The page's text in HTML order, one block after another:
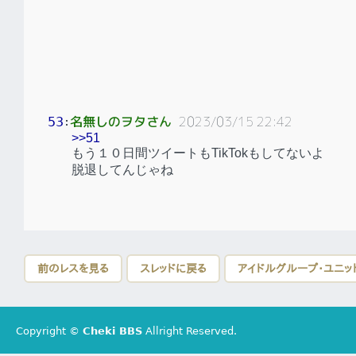
53 ：名無しのヲタさん 2023/03/15 22:42
>>51
もう１０日間ツイートもTikTokもしてないよ
脱退してんじゃね
前のレスを見る スレッドに戻る アイドルグループ・ユニ
Copyright © Cheki BBS Allright Reserved.